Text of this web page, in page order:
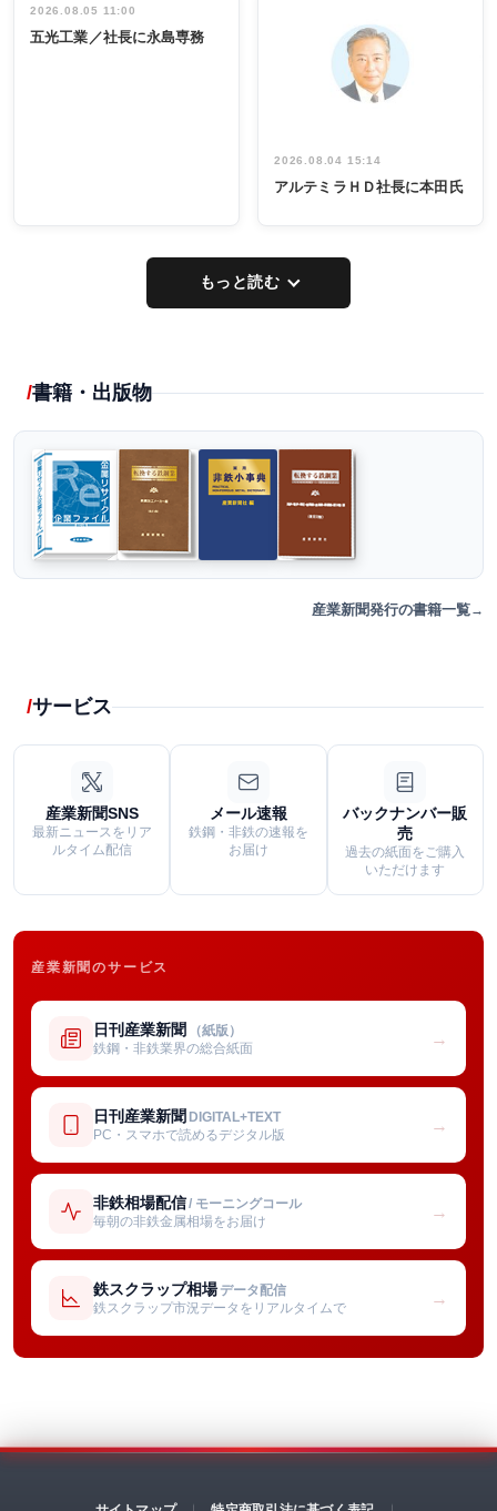
インタビュ
ー／社内ア
祝う 業界関
係者ら220人
出席
2026.08.05 11:00
五光工業／社長に永島専務
2026.08.04 15:14
アルテミラＨＤ社長に本田氏
もっと読む
書籍・出版物
産業新聞発行の書籍一覧
サービス
産業新聞SNS
最新ニュースをリア
ルタイム配信
メール速報
鉄鋼・非鉄の速報を
お届け
バックナンバー販
売
過去の紙面をご購入
いただけます
産業新聞のサービス
日刊産業新聞 （紙版）
鉄鋼・非鉄業界の総合紙面
→
日刊産業新聞 DIGITAL+TEXT
PC・スマホで読めるデジタル版
→
非鉄相場配信/ モーニングコール
毎朝の非鉄金属相場をお届け
→
鉄スクラップ相場 データ配信
鉄スクラップ市況データをリアルタイムで
→